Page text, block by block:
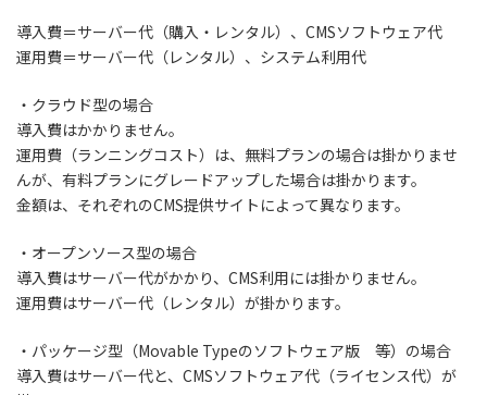
導入費＝サーバー代（購入・レンタル）、CMSソフトウェア代
運用費＝サーバー代（レンタル）、システム利用代
・クラウド型の場合
導入費はかかりません。
運用費（ランニングコスト）は、無料プランの場合は掛かりませ
んが、有料プランにグレードアップした場合は掛かります。
金額は、それぞれのCMS提供サイトによって異なります。
・オープンソース型の場合
導入費はサーバー代がかかり、CMS利用には掛かりません。
運用費はサーバー代（レンタル）が掛かります。
・パッケージ型（Movable Typeのソフトウェア版 等）の場合
導入費はサーバー代と、CMSソフトウェア代（ライセンス代）が